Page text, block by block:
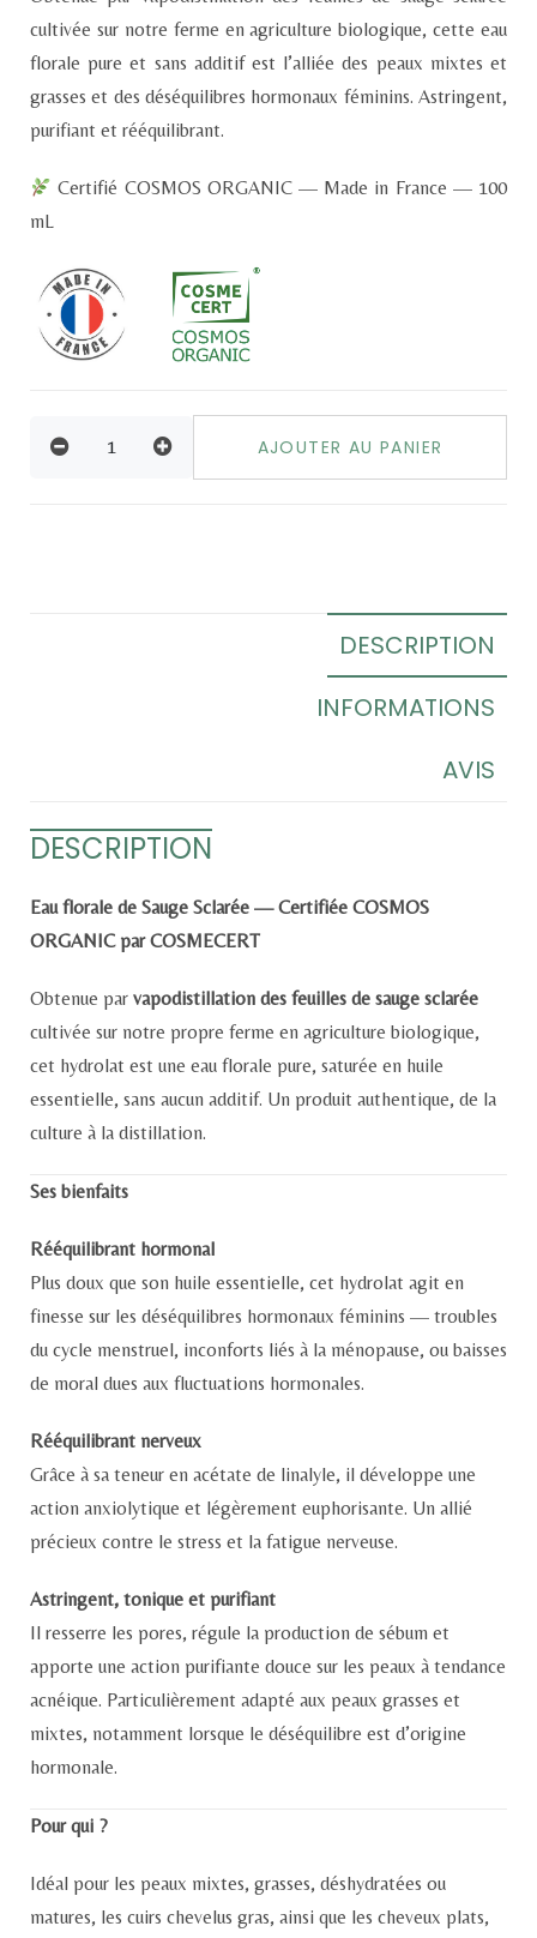
cultivée sur notre ferme en agriculture biologique, cette eau
florale pure et sans additif est l’alliée des peaux mixtes et
grasses et des déséquilibres hormonaux féminins. Astringent,
purifiant et rééquilibrant.
Certifié COSMOS ORGANIC — Made in France — 100
mL
AJOUTER AU PANIER
DESCRIPTION
INFORMATIONS
AVIS
DESCRIPTION
Eau florale de Sauge Sclarée — Certifiée COSMOS
ORGANIC par COSMECERT
Obtenue par vapodistillation des feuilles de sauge sclarée
cultivée sur notre propre ferme en agriculture biologique,
cet hydrolat est une eau florale pure, saturée en huile
essentielle, sans aucun additif. Un produit authentique, de la
culture à la distillation.
Ses bienfaits
Rééquilibrant hormonal
Plus doux que son huile essentielle, cet hydrolat agit en
finesse sur les déséquilibres hormonaux féminins — troubles
du cycle menstruel, inconforts liés à la ménopause, ou baisses
de moral dues aux fluctuations hormonales.
Rééquilibrant nerveux
Grâce à sa teneur en acétate de linalyle, il développe une
action anxiolytique et légèrement euphorisante. Un allié
précieux contre le stress et la fatigue nerveuse.
Astringent, tonique et purifiant
Il resserre les pores, régule la production de sébum et
apporte une action purifiante douce sur les peaux à tendance
acnéique. Particulièrement adapté aux peaux grasses et
mixtes, notamment lorsque le déséquilibre est d’origine
hormonale.
Pour qui ?
Idéal pour les peaux mixtes, grasses, déshydratées ou
matures, les cuirs chevelus gras, ainsi que les cheveux plats,